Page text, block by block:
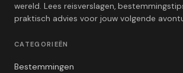
wereld. Lees reisverslagen,
praktisch advies voor jouw volgende
CATEGORIEËN
Bestemmingen